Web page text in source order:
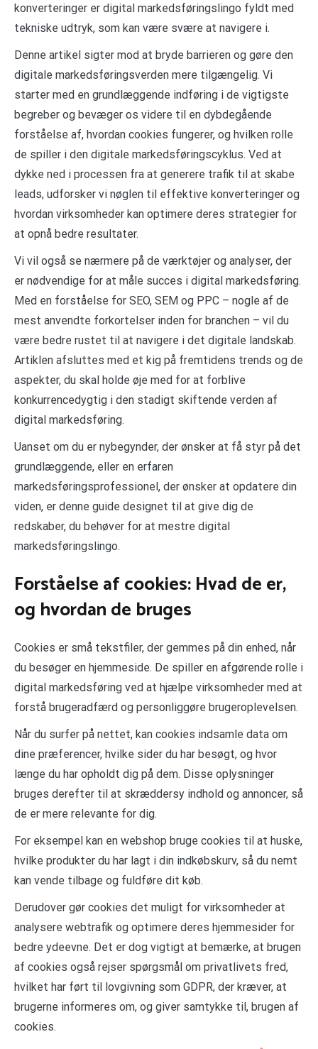
konverteringer er digital markedsføringslingo fyldt med
tekniske udtryk, som kan være svære at navigere i.
Denne artikel sigter mod at bryde barrieren og gøre den
digitale markedsføringsverden mere tilgængelig. Vi
starter med en grundlæggende indføring i de vigtigste
begreber og bevæger os videre til en dybdegående
forståelse af, hvordan cookies fungerer, og hvilken rolle
de spiller i den digitale markedsføringscyklus. Ved at
dykke ned i processen fra at generere trafik til at skabe
leads, udforsker vi nøglen til effektive konverteringer og
hvordan virksomheder kan optimere deres strategier for
at opnå bedre resultater.
Vi vil også se nærmere på de værktøjer og analyser, der
er nødvendige for at måle succes i digital markedsføring.
Med en forståelse for SEO, SEM og PPC – nogle af de
mest anvendte forkortelser inden for branchen – vil du
være bedre rustet til at navigere i det digitale landskab.
Artiklen afsluttes med et kig på fremtidens trends og de
aspekter, du skal holde øje med for at forblive
konkurrencedygtig i den stadigt skiftende verden af
digital markedsføring.
Uanset om du er nybegynder, der ønsker at få styr på det
grundlæggende, eller en erfaren
markedsføringsprofessionel, der ønsker at opdatere din
viden, er denne guide designet til at give dig de
redskaber, du behøver for at mestre digital
markedsføringslingo.
Forståelse af cookies: Hvad de er,
og hvordan de bruges
Cookies er små tekstfiler, der gemmes på din enhed, når
du besøger en hjemmeside. De spiller en afgørende rolle i
digital markedsføring ved at hjælpe virksomheder med at
forstå brugeradfærd og personliggøre brugeroplevelsen.
Når du surfer på nettet, kan cookies indsamle data om
dine præferencer, hvilke sider du har besøgt, og hvor
længe du har opholdt dig på dem. Disse oplysninger
bruges derefter til at skræddersy indhold og annoncer, så
de er mere relevante for dig.
For eksempel kan en webshop bruge cookies til at huske,
hvilke produkter du har lagt i din indkøbskurv, så du nemt
kan vende tilbage og fuldføre dit køb.
Derudover gør cookies det muligt for virksomheder at
analysere webtrafik og optimere deres hjemmesider for
bedre ydeevne. Det er dog vigtigt at bemærke, at brugen
af cookies også rejser spørgsmål om privatlivets fred,
hvilket har ført til lovgivning som GDPR, der kræver, at
brugerne informeres om, og giver samtykke til, brugen af
cookies.